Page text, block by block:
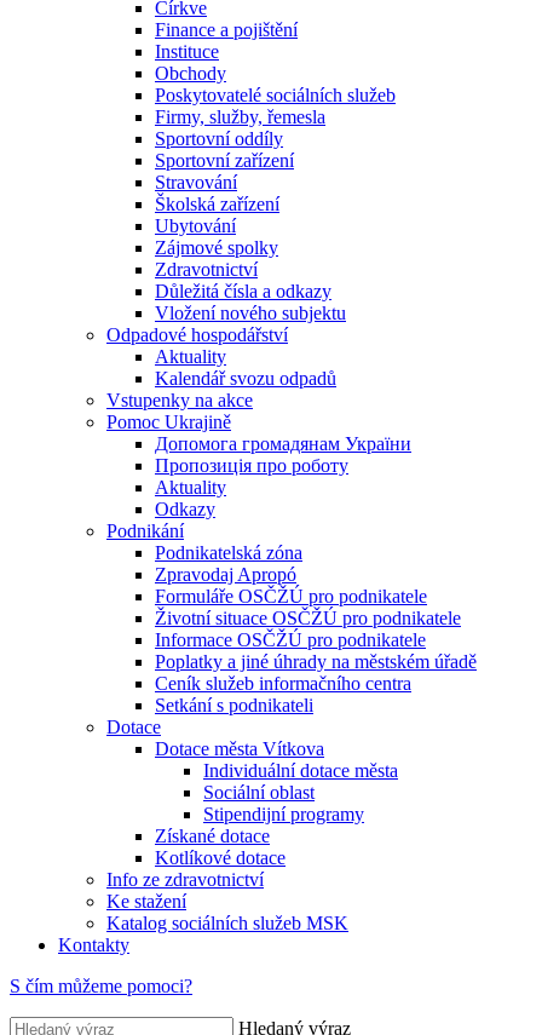
Církve
Finance a pojištění
Instituce
Obchody
Poskytovatelé sociálních služeb
Firmy, služby, řemesla
Sportovní oddíly
Sportovní zařízení
Stravování
Školská zařízení
Ubytování
Zájmové spolky
Zdravotnictví
Důležitá čísla a odkazy
Vložení nového subjektu
Odpadové hospodářství
Aktuality
Kalendář svozu odpadů
Vstupenky na akce
Pomoc Ukrajině
Допомога громадянам України
Пропозиція про роботу
Aktuality
Odkazy
Podnikání
Podnikatelská zóna
Zpravodaj Apropó
Formuláře OSČŽÚ pro podnikatele
Životní situace OSČŽÚ pro podnikatele
Informace OSČŽÚ pro podnikatele
Poplatky a jiné úhrady na městském úřadě
Ceník služeb informačního centra
Setkání s podnikateli
Dotace
Dotace města Vítkova
Individuální dotace města
Sociální oblast
Stipendijní programy
Získané dotace
Kotlíkové dotace
Info ze zdravotnictví
Ke stažení
Katalog sociálních služeb MSK
Kontakty
S čím můžeme pomoci?
Hledaný výraz